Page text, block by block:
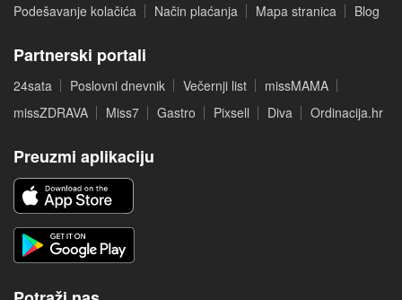
Podešavanje kolačića
Način plaćanja Mapa stranica Blog
Partnerski portali
24sata Poslovni dnevnik Večernji list
missMAMA
missZDRAVA
Miss7 Gastro Pixsell Diva Ordinacija.hr
Preuzmi aplikaciju